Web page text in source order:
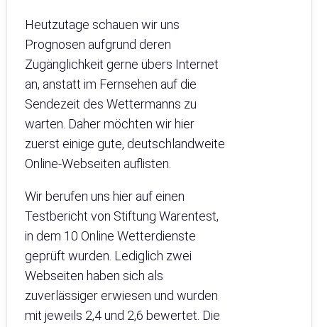
Heutzutage schauen wir uns
Prognosen aufgrund deren
Zugänglichkeit gerne übers Internet
an, anstatt im Fernsehen auf die
Sendezeit des Wettermanns zu
warten. Daher möchten wir hier
zuerst einige gute, deutschlandweite
Online-Webseiten auflisten.
Wir berufen uns hier auf einen
Testbericht von Stiftung Warentest,
in dem 10 Online Wetterdienste
geprüft wurden. Lediglich zwei
Webseiten haben sich als
zuverlässiger erwiesen und wurden
mit jeweils 2,4 und 2,6 bewertet. Die